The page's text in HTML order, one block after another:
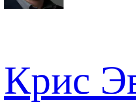
Крис